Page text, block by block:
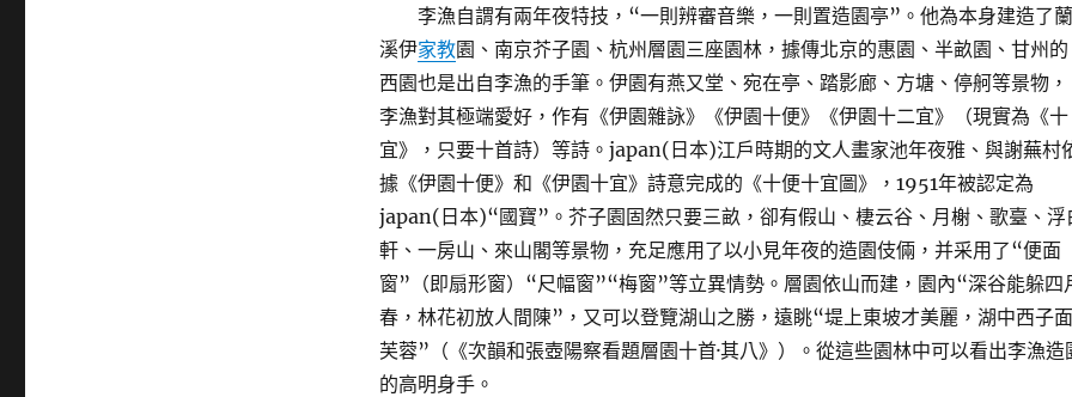
李漁自謂有兩年夜特技，“一則辨審音樂，一則置造園亭”。他為本身建造了蘭
溪伊家教園、南京芥子園、杭州層園三座園林，據傳北京的惠園、半畝園、甘州的
西園也是出自李漁的手筆。伊園有燕又堂、宛在亭、踏影廊、方塘、停舸等景物，
李漁對其極端愛好，作有《伊園雜詠》《伊園十便》《伊園十二宜》（現實為《十
宜》，只要十首詩）等詩。japan(日本)江戶時期的文人畫家池年夜雅、與謝蕪村
據《伊園十便》和《伊園十宜》詩意完成的《十便十宜圖》，1951年被認定為
japan(日本)“國寶”。芥子園固然只要三畝，卻有假山、棲云谷、月榭、歌臺、浮
軒、一房山、來山閣等景物，充足應用了以小見年夜的造園伎倆，并采用了“便面
窗”（即扇形窗）“尺幅窗”“梅窗”等立異情勢。層園依山而建，園內“深谷能躲四
春，林花初放人間陳”，又可以登覽湖山之勝，遠眺“堤上東坡才美麗，湖中西子面
芙蓉”（《次韻和張壺陽察看題層園十首·其八》）。從這些園林中可以看出李漁造
的高明身手。